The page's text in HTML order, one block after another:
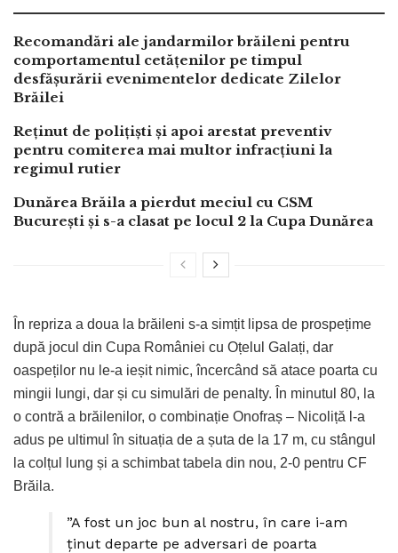
Recomandări ale jandarmilor brăileni pentru
comportamentul cetățenilor pe timpul
desfășurării evenimentelor dedicate Zilelor
Brăilei
Reținut de polițiști și apoi arestat preventiv
pentru comiterea mai multor infracțiuni la
regimul rutier
Dunărea Brăila a pierdut meciul cu CSM
București și s-a clasat pe locul 2 la Cupa Dunărea
În repriza a doua la brăileni s-a simțit lipsa de prospețime
după jocul din Cupa României cu Oțelul Galați, dar
oaspeților nu le-a ieșit nimic, încercând să atace poarta cu
mingii lungi, dar și cu simulări de penalty. În minutul 80, la
o contră a brăilenilor, o combinație Onofraș – Nicoliță l-a
adus pe ultimul în situația de a șuta de la 17 m, cu stângul
la colțul lung și a schimbat tabela din nou, 2-0 pentru CF
Brăila.
”A fost un joc bun al nostru, în care i-am
ținut departe pe adversari de poarta